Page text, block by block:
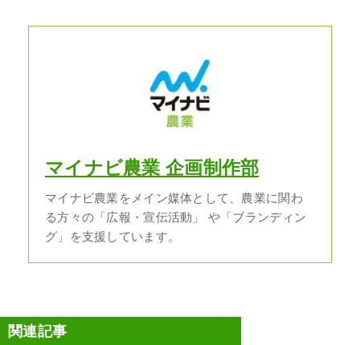
マイナビ農業 企画制作部
マイナビ農業をメイン媒体として、農業に関わ
る方々の「広報・宣伝活動」 や「ブランディン
グ」を支援しています。
関連記事